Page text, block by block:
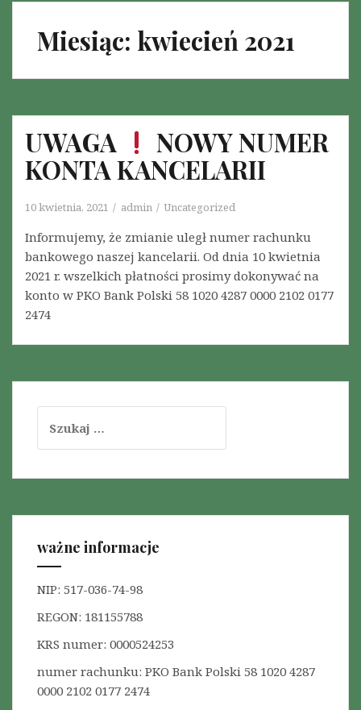
Miesiąc: kwiecień 2021
UWAGA
NOWY NUMER
KONTA KANCELARII
10 kwietnia, 2021 admin Uncategorized
Informujemy, że zmianie uległ numer rachunku
bankowego naszej kancelarii. Od dnia 10 kwietnia
2021 r. wszelkich płatności prosimy dokonywać na
konto w PKO Bank Polski 58 1020 4287 0000 2102 0177
2474
u
k
j
ważne informacje
NIP: 517-036-74-98
REGON: 181155788
KRS numer: 0000524253
numer rachunku: PKO Bank Polski 58 1020 4287
0000 2102 0177 2474